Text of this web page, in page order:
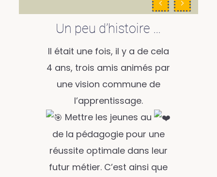
Un peu d’histoire …
Il était une fois, il y a de cela
4 ans, trois amis animés par
une vision commune de
l’apprentissage.
Mettre les jeunes au
de la pédagogie pour une
réussite optimale dans leur
futur métier. C’est ainsi que